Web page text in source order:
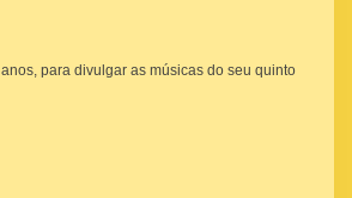
para divulgar as músicas do seu quinto